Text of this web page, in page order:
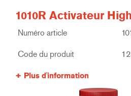
1010R Activateur
Numéro article
Code du produit
Plus d'information